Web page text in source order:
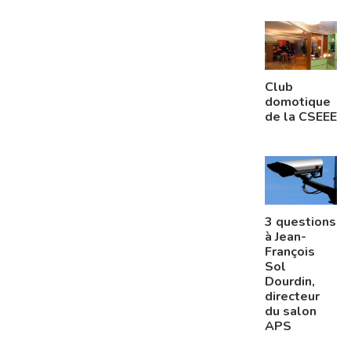
Club
domotique
de la CSEEE
3 questions
à Jean-
François
Sol
Dourdin,
directeur
du salon
APS